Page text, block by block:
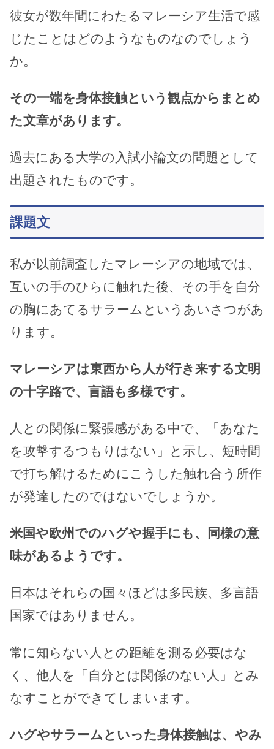
彼女が数年間にわたるマレーシア生活で感
じたことはどのようなものなのでしょう
か。
その一端を身体接触という観点からまとめ
た文章があります。
過去にある大学の入試小論文の問題として
出題されたものです。
課題文
私が以前調査したマレーシアの地域では、
互いの手のひらに触れた後、その手を自分
の胸にあてるサラームというあいさつがあ
ります。
マレーシアは東西から人が行き来する文明
の十字路で、言語も多様です。
人との関係に緊張感がある中で、「あなた
を攻撃するつもりはない」と示し、短時間
で打ち解けるためにこうした触れ合う所作
が発達したのではないでしょうか。
米国や欧州でのハグや握手にも、同様の意
味があるようです。
日本はそれらの国々ほどは多民族、多言語
国家ではありません。
常に知らない人との距離を測る必要はな
く、他人を「自分とは関係のない人」とみ
なすことができてしまいます。
ハグやサラームといった身体接触は、やみ